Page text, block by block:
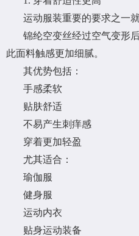
运动服装重要的要求之一就
锦纶空变丝经过空气变形
此面料触感更加细腻。
其优势包括：
手感柔软
贴肤舒适
不易产生刺痒感
穿着更加轻盈
尤其适合：
瑜伽服
健身服
运动内衣
贴身运动装备